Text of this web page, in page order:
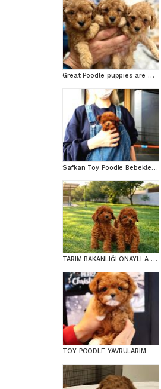
Great Poodle puppies are waiting for you!
Safkan Toy Poodle Bebeklerimiz
TARIM BAKANLIĞI ONAYLI A KALİTE TOY YAVRULAR
TOY POODLE YAVRULARIM